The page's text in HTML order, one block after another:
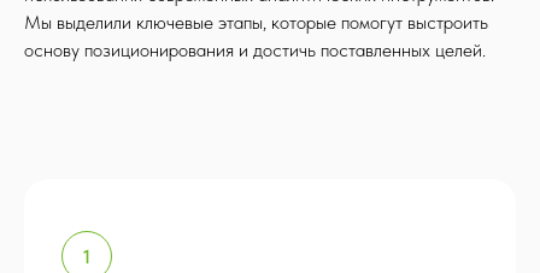
Мы выделили ключевые этапы, которые помогут выстроить
основу позиционирования и достичь поставленных целей.